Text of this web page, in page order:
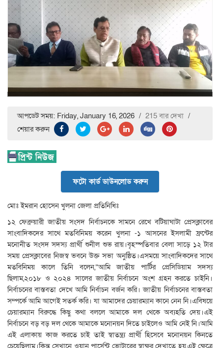
আপডেট সময়: Friday, January 16, 2026 / 215 বার দেখা /
শেয়ার করুন
ফটো কার্ড ডাউনলোড করুন
মোঃ ইমরান হোসেন খুলনা জেলা প্রতিনিধিঃ
১২ ফেব্রুয়ারী জাতীয় সংসদ নির্বাচনকে সামনে রেখে বটিয়াঘাটা প্রেসক্লাবের
সাংবাদিকদের সাথে মতবিনিময় করেন খুলনা -১ আসনের ইসলামী ফ্রন্টের
মনোনীত সংসদ সদস্য প্রার্থী শুনীল শুভ রায়।বৃহস্পতিবার বেলা সাড়ে ১২ টার
সময় প্রেসক্লাবের নিজস্ব ভবনে উক্ত সভা অনুষ্ঠিত।এসময়ে সাংবাদিকদের সাথে
মতবিনিময় কালে তিনি বলেন,”আমি জাতীয় পার্টির প্রেসিডিয়াম সদস্য
ছিলাম,২০১৮ ও ২০২৪ সালের জাতীয় নির্বাচনে অংশ গ্রহন করতে চাইনি।
নির্বাচনের বাস্তবতা দেখে আমি নির্বাচন বর্জন করি। জাতীয় নির্বাচনের বাস্তবতা
সম্পর্কে আমি আগেই সতর্ক করি। যা আমাদের চেয়ারম্যান কানে নেন নি।এবিষয়ে
চেয়ারম্যান বিরুদ্ধে কিছু কথা বললে আমাকে দল থেকে অব্যহতি দেয়।এই
নির্বাচনে বড় বড় দল থেকে আমাকে মনোনয়ন দিতে চাইলেও আমি নেই নি।আমি
এই এলাকায় কাজ করতে চাই তাই স্বাতন্ত্র্য প্রার্থী হিসেবে মনোনয়ন কিনতে
চেয়েছিলাম।কিন্ত সেখানে ওয়ান পার্সেন্ট ভোটারের স্বাক্ষর দেখাতে হয়,এই ক্ষেত্রে